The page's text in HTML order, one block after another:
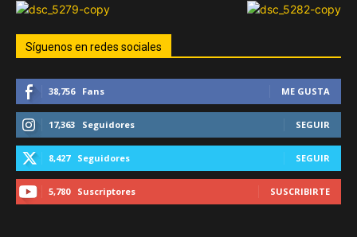
Síguenos en redes sociales
38,756 Fans ME GUSTA
17,363 Seguidores SEGUIR
8,427 Seguidores SEGUIR
5,780 Suscriptores SUSCRIBIRTE